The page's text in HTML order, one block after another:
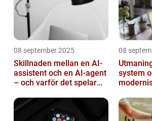
08 september 2025
Skillnaden mellan en AI-
assistent och en AI-agent
– och varför det spelar
08
system